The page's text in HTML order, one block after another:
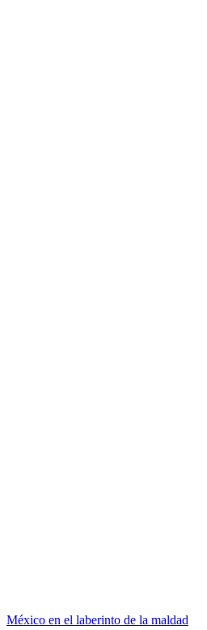
México en el laberinto de la maldad